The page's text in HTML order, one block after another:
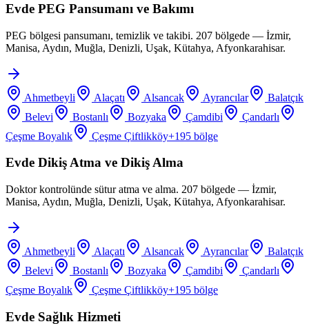
Evde PEG Pansumanı ve Bakımı
PEG bölgesi pansumanı, temizlik ve takibi. 207 bölgede — İzmir,
Manisa, Aydın, Muğla, Denizli, Uşak, Kütahya, Afyonkarahisar.
Ahmetbeyli Alaçatı Alsancak Ayrancılar
Balatçık
Belevi
Bostanlı Bozyaka Çamdibi
Çandarlı
Çeşme Boyalık
Çeşme Çiftlikköy+195 bölge
Evde Dikiş Atma ve Dikiş Alma
Doktor kontrolünde sütur atma ve alma. 207 bölgede — İzmir,
Manisa, Aydın, Muğla, Denizli, Uşak, Kütahya, Afyonkarahisar.
Ahmetbeyli Alaçatı Alsancak Ayrancılar
Balatçık
Belevi
Bostanlı Bozyaka Çamdibi
Çandarlı
Çeşme Boyalık
Çeşme Çiftlikköy+195 bölge
Evde Sağlık Hizmeti